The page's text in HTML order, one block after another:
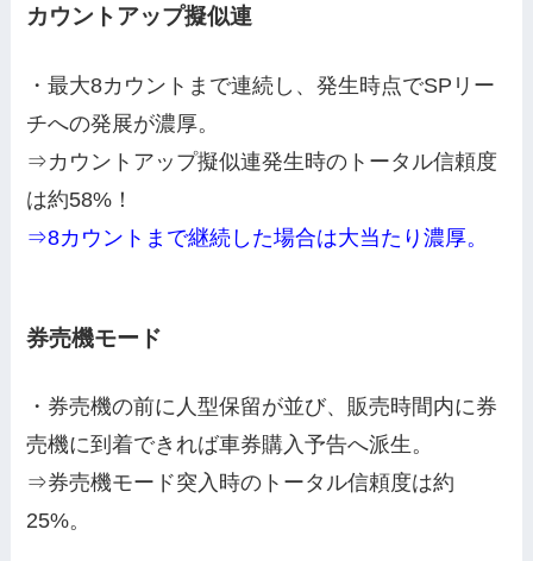
カウントアップ擬似連
・最大8カウントまで連続し、発生時点でSPリー
チへの発展が濃厚。
⇒カウントアップ擬似連発生時のトータル信頼度
は約58%！
⇒8カウントまで継続した場合は大当たり濃厚。
券売機モード
・券売機の前に人型保留が並び、販売時間内に券
売機に到着できれば車券購入予告へ派生。
⇒券売機モード突入時のトータル信頼度は約
25%。